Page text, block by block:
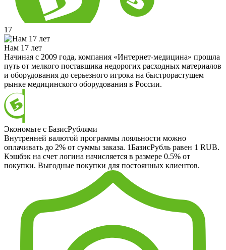
17
Нам 17 лет
Начиная с 2009 года, компания «Интернет-медицина» прошла
путь от мелкого поставщика недорогих расходных материалов
и оборудования до серьезного игрока на быстрорастущем
рынке медицинского оборудования в России.
Экономьте с БазисРублями
Внутренней валютой программы лояльности можно
оплачивать до 2% от суммы заказа. 1БазисРубль равен 1 RUB.
Кэшбэк на счет логина начисляется в размере 0.5% от
покупки. Выгодные покупки для постоянных клиентов.